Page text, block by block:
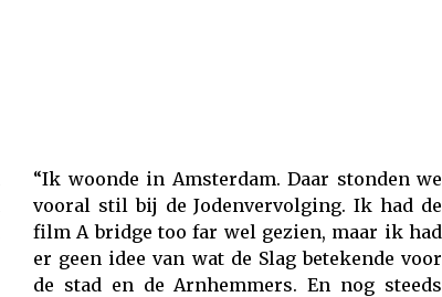
“Ik woonde in Amsterdam. Daar stonden we
vooral stil bij de Jodenvervolging. Ik had de
film A bridge too far wel gezien, maar ik had
er geen idee van wat de Slag betekende voor
de stad en de Arnhemmers. En nog steeds